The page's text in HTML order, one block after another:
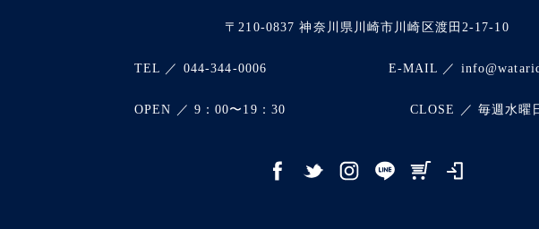
〒210-0837 神奈川県川崎市川崎区渡田2-17-10
TEL ／ 044-344-0006 E-MAIL ／
OPEN ／ 9：00〜19：30 CLOSE ／ 毎週水曜